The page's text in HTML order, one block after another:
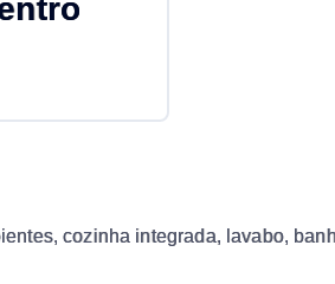
cozinha integrada, lavabo,